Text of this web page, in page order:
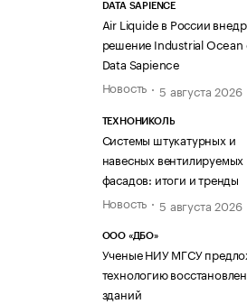
DATA SAPIENCE
Air Liquide в России
решение Industrial Ocean
Data Sapience
Новость
5 августа 2026
ТЕХНОНИКОЛЬ
Системы штукатурных и
навесных вентилируемых
фасадов: итоги и тренды
Новость
5 августа 2026
ООО «ДБО»
Ученые НИУ МГСУ
технологию
зданий